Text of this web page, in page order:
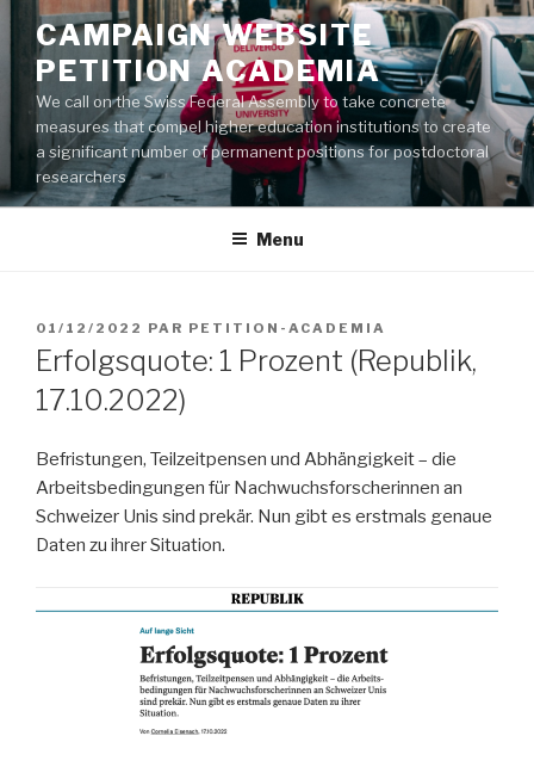
contenu
principal
CAMPAIGN WEBSITE
PETITION ACADEMIA
We call on the Swiss Federal Assembly to take concrete
measures that compel higher education institutions to create
a significant number of permanent positions for postdoctoral
researchers
Menu
PUBLIÉ
LE
01/12/2022 PAR PETITION-ACADEMIA
Erfolgsquote: 1 Prozent (Republik,
17.10.2022)
Befristungen, Teilzeit­pensen und Abhängigkeit – die
Arbeits­bedingungen für Nachwuchs­forscherinnen an
Schweizer Unis sind prekär. Nun gibt es erstmals genaue
Daten zu ihrer Situation.